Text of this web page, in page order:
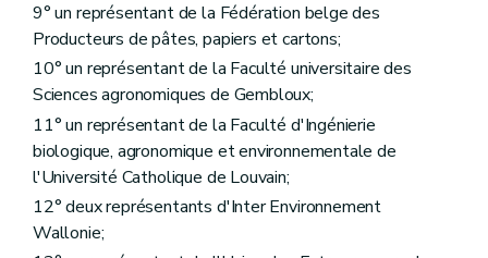
9° un représentant de la Fédération belge des
Producteurs de pâtes, papiers et cartons;
10° un représentant de la Faculté universitaire des
Sciences agronomiques de Gembloux;
11° un représentant de la Faculté d'Ingénierie
biologique, agronomique et environnementale de
l'Université Catholique de Louvain;
12° deux représentants d'Inter Environnement
Wallonie;